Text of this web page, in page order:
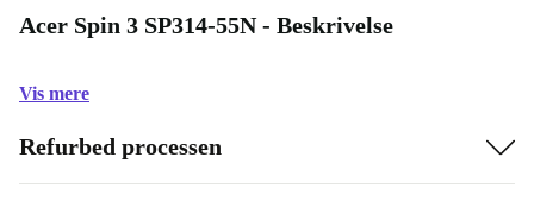
Acer Spin 3 SP314-55N - Beskrivelse
Vis mere
Refurbed processen